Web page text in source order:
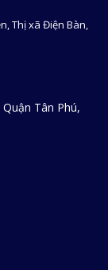
Thị xã Điện Bàn,
Tân Phú,